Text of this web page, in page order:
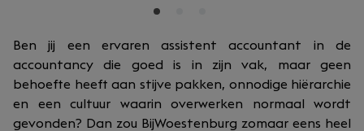
Ben jij een ervaren assistent accountant in de
accountancy die goed is in zijn vak, maar geen
behoefte heeft aan stijve pakken, onnodige hiërarchie
en een cultuur waarin overwerken normaal wordt
gevonden? Dan zou BijWoestenburg zomaar eens heel